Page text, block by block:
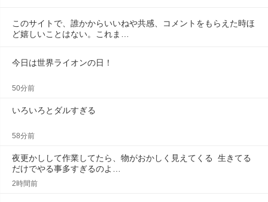
このサイトで、誰かからいいねや共感、コメントをもらえた時ほ
ど嬉しいことはない。これま…
今日は世界ライオンの日！
50分前
いろいろとダルすぎる
58分前
夜更かしして作業してたら、物がおかしく見えてくる  生きてる
だけでやる事多すぎるのよ…
2時間前